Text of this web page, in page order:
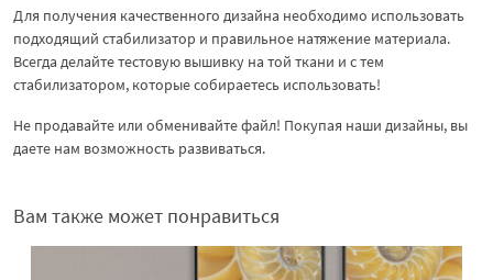
Для получения качественного дизайна необходимо использовать
подходящий стабилизатор и правильное натяжение материала.
Всегда делайте тестовую вышивку на той ткани и с тем
стабилизатором, которые собираетесь использовать!
Не продавайте или обменивайте файл! Покупая наши дизайны, вы
даете нам возможность развиваться.
Вам также может понравиться